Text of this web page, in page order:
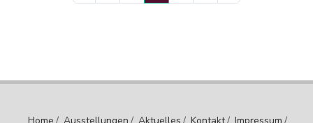
Home / Ausstellungen / Aktuelles / Kontakt/ Impressum /